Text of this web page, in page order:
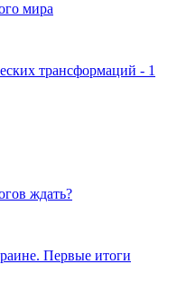
мира
трансформаций - 1
ждать?
Первые итоги